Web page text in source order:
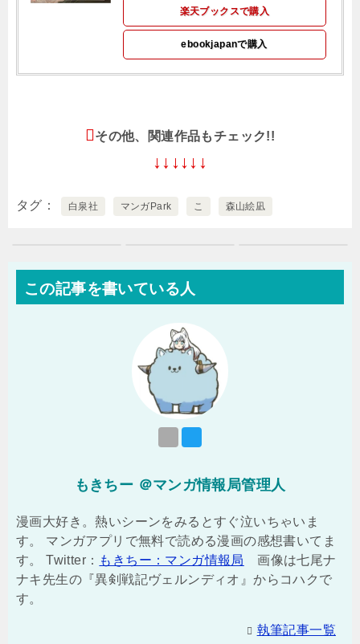
楽天ブックスで購入
ebookjapanで購入
その他、関連作品もチェック!!
↓↓↓↓↓↓
タグ 白泉社 マンガPark こ 森山絵凪
この記事を書いている人
もきちー ＠マンガ情報局管理人
漫画大好き。熱いシーンをみるとすぐ泣いちゃいま
す。 マンガアプリで無料で読める漫画の感想書いてま
す。 Twitter： もきちー：マンガ情報局
画像は七尾ナ
ナキ先生の『異剣戦記ヴェルンディオ』からコハクで
す。
執筆記事一覧